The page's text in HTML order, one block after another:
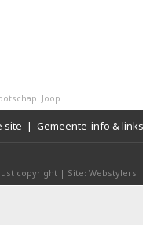
Joop
site | Gemeente-info & links
copyright | Site: Webstylers